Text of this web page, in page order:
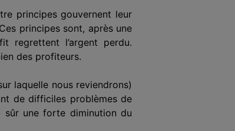
principes gouvernent leur
principes sont, après une
regrettent l’argent perdu.
des profiteurs.
laquelle nous reviendrons)
de difficiles problèmes de
sûr une forte diminution du